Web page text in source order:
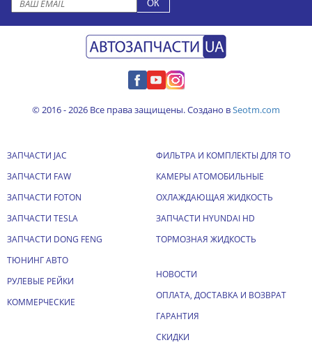
© 2016 - 2026 Все права защищены. Создано вSeotm.com
ЗАПЧАСТИ JAC
ЗАПЧАСТИ FAW
ЗАПЧАСТИ FOTON
ЗАПЧАСТИ TESLA
ЗАПЧАСТИ DONG FENG
ТЮНИНГ АВТО
РУЛЕВЫЕ РЕЙКИ
КОММЕРЧЕСКИЕ
ФИЛЬТРА И КОМПЛЕКТЫ ДЛЯ ТО
КАМЕРЫ АТОМОБИЛЬНЫЕ
ОХЛАЖДАЮЩАЯ ЖИДКОСТЬ
ЗАПЧАСТИ HYUNDAI HD
ТОРМОЗНАЯ ЖИДКОСТЬ
НОВОСТИ
ОПЛАТА, ДОСТАВКА И ВОЗВРАТ
ГАРАНТИЯ
СКИДКИ